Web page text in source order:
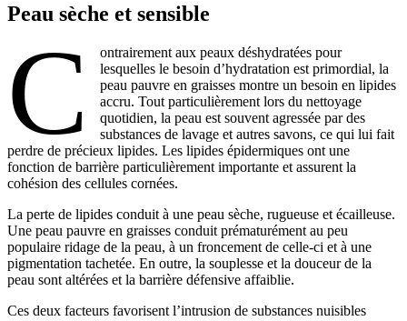
Peau sèche et sensible
C
ontrairement aux peaux déshydratées pour
lesquelles le besoin d’hydratation est primordial, la
peau pauvre en graisses montre un besoin en lipides
accru. Tout particulièrement lors du nettoyage
quotidien, la peau est souvent agressée par des
substances de lavage et autres savons, ce qui lui fait
perdre de précieux lipides. Les lipides épidermiques ont une
fonction de barrière particulièrement importante et assurent la
cohésion des cellules cornées.
La perte de lipides conduit à une peau sèche, rugueuse et écailleuse.
Une peau pauvre en graisses conduit prématurément au peu
populaire ridage de la peau, à un froncement de celle-ci et à une
pigmentation tachetée. En outre, la souplesse et la douceur de la
peau sont altérées et la barrière défensive affaiblie.
Ces deux facteurs favorisent l’intrusion de substances nuisibles